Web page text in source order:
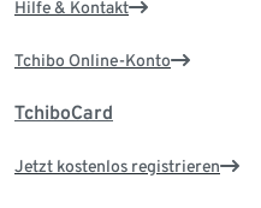
Hilfe & Kontakt
Tchibo Online-Konto
TchiboCard
Jetzt kostenlos registrieren